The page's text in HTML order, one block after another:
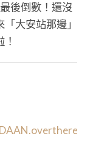
後倒數！還沒
大安站那邊」